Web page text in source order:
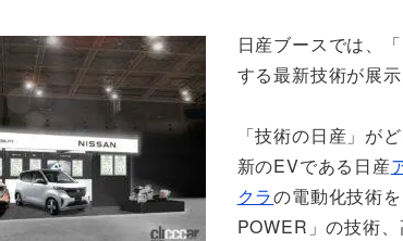
日産ブースでは、
する最新技術が展示
「技術の日産」が
新のEVである日産
クラの電動化技術
POWER」の技術